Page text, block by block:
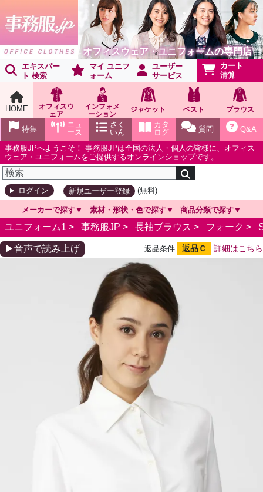
オフィスウェア・ユニフォームの専門店
エキスパー
ト 検索
マイ ユニフ
ォーム
ユーザー
サービス
カート
清算
HOME
オフィスウ
ェア
インフォメ
ーション
ショールー
ム
ジャケット ベスト ブラウス
Q&A
質問
カタ
ログ
さく
いん
ニュ
ース
特集
事務服JPへようこそ！ 事務服JPは全国の法人・個人の皆様に、オフィス
ウェア・ユニフォームをご提供するオンラインショップです。
ログイン 新規ユーザー登録 (無料)
メーカーで探す 素材・形状・色で探す 商品分類で探す
ユニフォーム1 > 事務服JP > 長袖ブラウス > フォーク >
▶音声で読み上げ 返品条件 返品Ｃ 詳細はこちら